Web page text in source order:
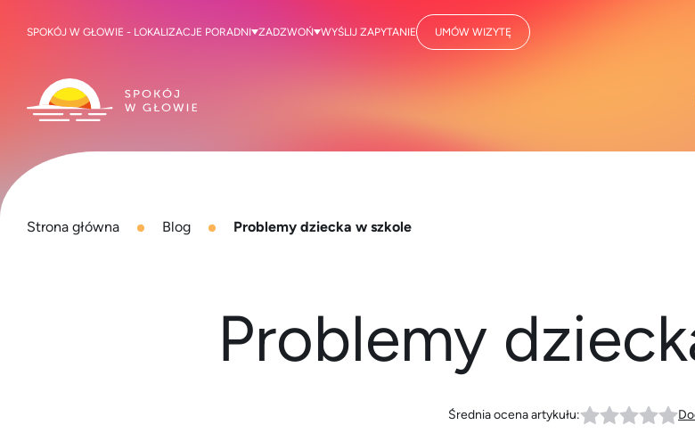
Strona główna Blog Problemy dziecka w szkole
Problemy
Średnia ocena artykułu:
SPOKÓJ W GŁOWIE - LOKALIZACJE PORADNI ZADZWOŃ WYŚLIJ ZAPYTANIE UMÓW WIZYTĘ